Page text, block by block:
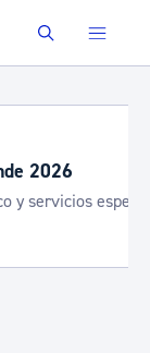
Buscar
especiales